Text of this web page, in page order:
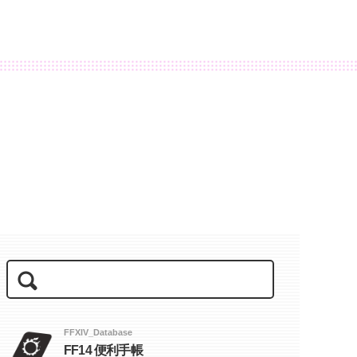
FFXIV_Database
FF14 便利手帳